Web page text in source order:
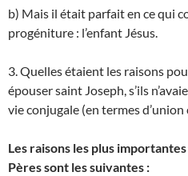
b) Mais il était parfait en ce qui
progéniture : l’enfant Jésus.
3. Quelles étaient les raisons
épouser saint Joseph, s’ils
vie conjugale (en termes d’union
Les raisons les plus
Pères sont les suivantes :